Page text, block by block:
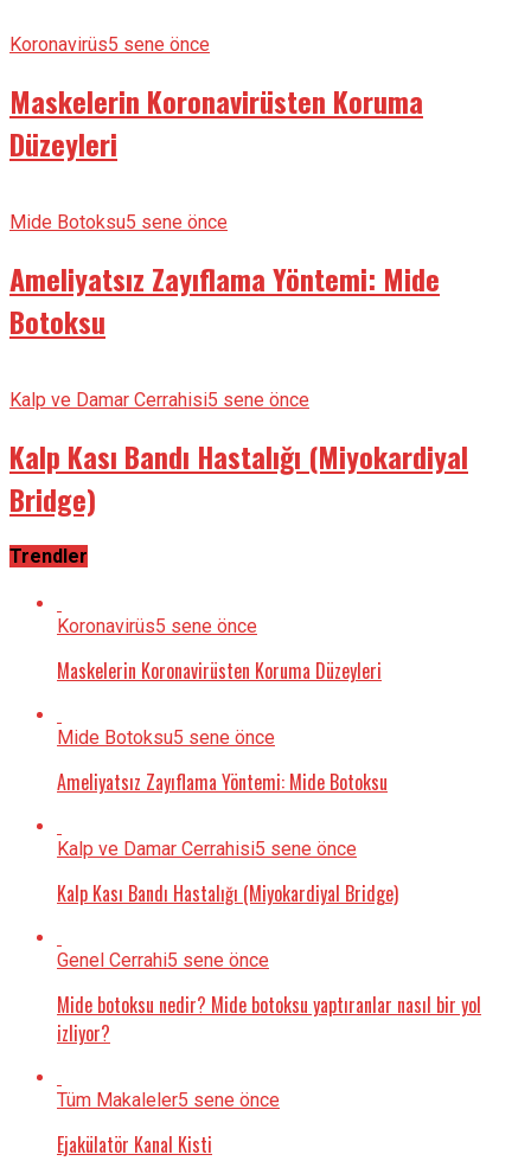
Koronavirüs5 sene önce
Maskelerin Koronavirüsten Koruma
Düzeyleri
Mide Botoksu5 sene önce
Ameliyatsız Zayıflama Yöntemi: Mide
Botoksu
Kalp ve Damar Cerrahisi5 sene önce
Kalp Kası Bandı Hastalığı (Miyokardiyal
Bridge)
Trendler
Koronavirüs5 sene önce
Maskelerin Koronavirüsten Koruma Düzeyleri
Mide Botoksu5 sene önce
Ameliyatsız Zayıflama Yöntemi: Mide Botoksu
Kalp ve Damar Cerrahisi5 sene önce
Kalp Kası Bandı Hastalığı (Miyokardiyal Bridge)
Genel Cerrahi5 sene önce
Mide botoksu nedir? Mide botoksu yaptıranlar nasıl bir yol
izliyor?
Tüm Makaleler5 sene önce
Ejakülatör Kanal Kisti